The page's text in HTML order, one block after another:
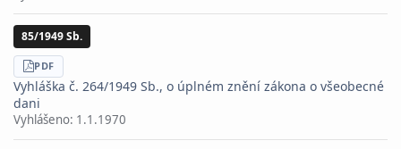
85/1949 Sb.
STÁHNOUT
PDF
Vyhláška č. 264/1949 Sb., o úplném znění zákona o všeobecné
dani
Vyhlášeno: 1.1.1970